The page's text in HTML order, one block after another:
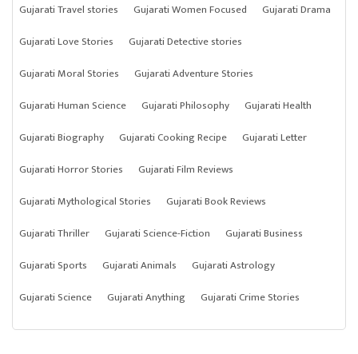
Gujarati Travel stories
Gujarati Women Focused
Gujarati Drama
Gujarati Love Stories
Gujarati Detective stories
Gujarati Moral Stories
Gujarati Adventure Stories
Gujarati Human Science
Gujarati Philosophy
Gujarati Health
Gujarati Biography
Gujarati Cooking Recipe
Gujarati Letter
Gujarati Horror Stories
Gujarati Film Reviews
Gujarati Mythological Stories
Gujarati Book Reviews
Gujarati Thriller
Gujarati Science-Fiction
Gujarati Business
Gujarati Sports
Gujarati Animals
Gujarati Astrology
Gujarati Science
Gujarati Anything Gujarati Crime Stories